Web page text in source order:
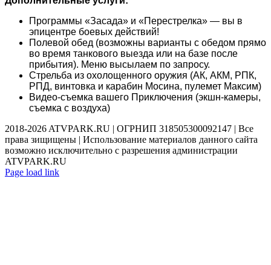
Программы «Засада» и «Перестрелка» — вы в
эпицентре боевых действий!
Полевой обед (возможны варианты с обедом прямо
во время танкового выезда или на базе после
прибытия). Меню высылаем по запросу.
Стрельба из охолощенного оружия (АК, АКМ, РПК,
РПД, винтовка и карабин Мосина, пулемет Максим)
Видео-съемка вашего Приключения (экшн-камеры,
съемка с воздуха)
2018-2026 ATVPARK.RU | ОГРНИП 318505300092147 | Все
права зищищены | Использование материалов данного сайта
возможно исключительно с разрешения администрации
ATVPARK.RU
Vk
Instagram
Telegram
Page load link